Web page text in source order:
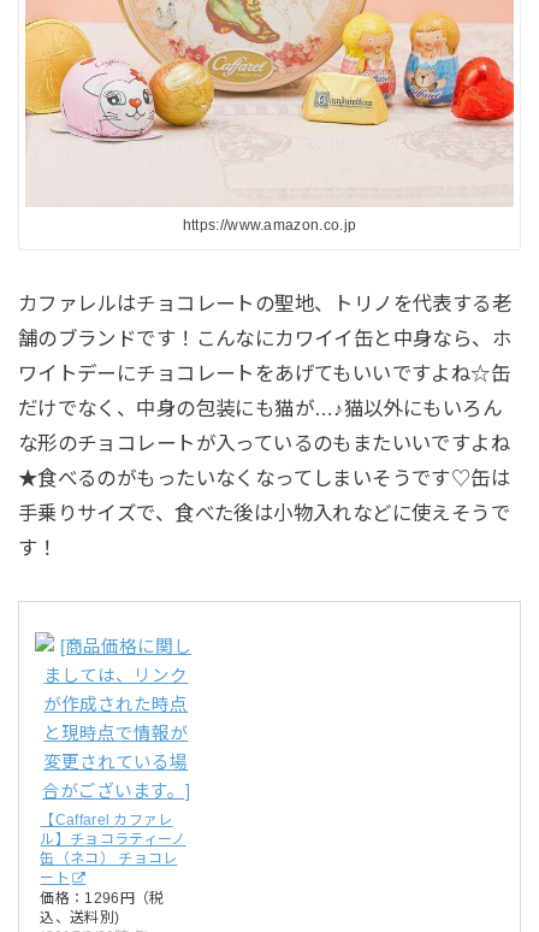
https://www.amazon.co.jp
カファレルはチョコレートの聖地、トリノを代表する老
舗のブランドです！こんなにカワイイ缶と中身なら、ホ
ワイトデーにチョコレートをあげてもいいですよね☆缶
だけでなく、中身の包装にも猫が…♪猫以外にもいろん
な形のチョコレートが入っているのもまたいいですよね
★食べるのがもったいなくなってしまいそうです♡缶は
手乗りサイズで、食べた後は小物入れなどに使えそうで
す！
【Caffarel カファレ
ル】チョコラティーノ
缶（ネコ） チョコレ
ート
価格：1296円（税
込、送料別)